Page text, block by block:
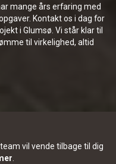
mange års erfaring med
Kontakt os i dag for
i Glumsø. Vi står klar til
til virkelighed, altid
vil vende tilbage til dig